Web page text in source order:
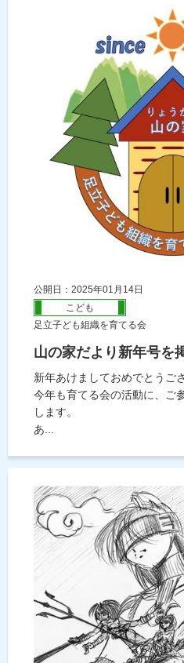
公開日：2025年01月14日
こども
足立子ども組織を育てる会
山の家だより新年号を
新年あけましておめでとうご
今年も育てる会の活動に、ご
します。
あ...